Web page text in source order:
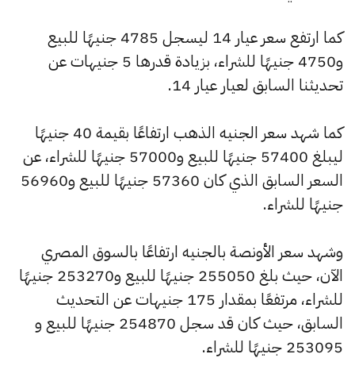
كما ارتفع سعر عيار 14 ليسجل 4785 جنيهًا للبيع
و4750 جنيهًا للشراء، بزيادة قدرها 5 جنيهات عن
تحديثنا السابق لعيار عيار 14.
كما شهد سعر الجنيه الذهب ارتفاعًا بقيمة 40 جنيهًا
ليبلغ 57400 جنيهًا للبيع و57000 جنيهًا للشراء، عن
السعر السابق الذي كان 57360 جنيهًا للبيع و56960
جنيهًا للشراء.
وشهد سعر الأونصة بالجنيه ارتفاعًا بالسوق المصري
الآن، حيث بلغ 255050 جنيهًا للبيع و253270 جنيهًا
للشراء، مرتفعًا بمقدار 175 جنيهات عن التحديث
السابق، حيث كان قد سجل 254870 جنيهًا للبيع و
253095 جنيهًا للشراء.